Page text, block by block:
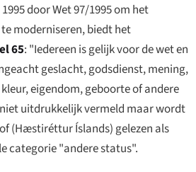
door Wet 97/1995 om het
moderniseren, biedt het
65: "Iedereen is gelijk voor de wet en
geslacht, godsdienst, mening,
eigendom, geboorte of andere
uitdrukkelijk vermeld maar wordt
(Hæstiréttur Íslands) gelezen als
categorie "andere status".